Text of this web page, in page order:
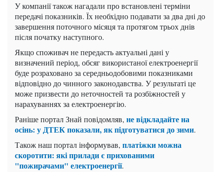
У компанії також нагадали про встановлені терміни
передачі показників. Їх необхідно подавати за два дні до
завершення поточного місяця та протягом трьох днів
після початку наступного.
Якщо споживач не передасть актуальні дані у
визначений період, обсяг використаної електроенергії
буде розраховано за середньодобовими показниками
відповідно до чинного законодавства. У результаті це
може призвести до неточностей та розбіжностей у
нарахуваннях за електроенергію.
Раніше портал Знай повідомляв, не відкладайте на
осінь: у ДТЕК показали, як підготуватися до зими.
Також наш портал інформував, платіжки можна
скоротити: які прилади є прихованими
"пожирачами" електроенергії.